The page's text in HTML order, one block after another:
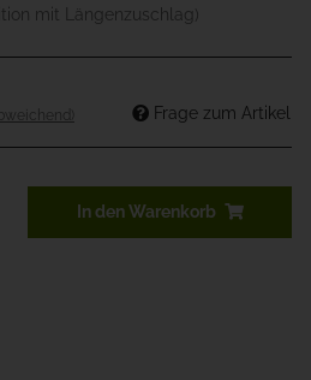
mit Längenzuschlag)
Frage zum Artikel
In den Warenkorb